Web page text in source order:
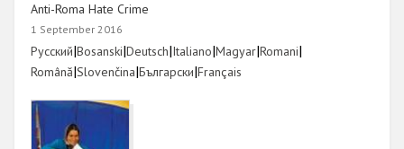
Anti-Roma Hate Crime
1 September 2016
Link
Русский|Link
Bosanski|Link
Deutsch|Link
Italiano|Link
Magyar|Link
Romani|
Link
Română|Link
Slovenčina|Link
Български|Link
Français